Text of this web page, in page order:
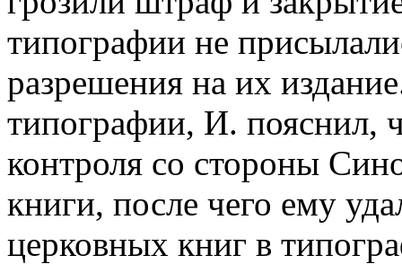
типографии не
разрешения на их
типографии, И. пояснил,
контроля со стороны
книги, после чего ему
церковных книг в